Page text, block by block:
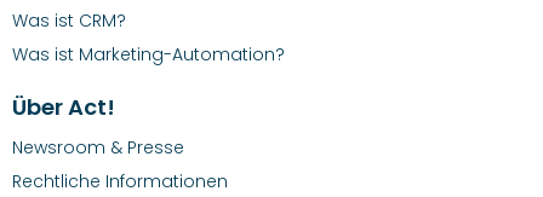
Was ist CRM?
Was ist Marketing-Automation?
Über Act!
Newsroom & Presse
Rechtliche Informationen